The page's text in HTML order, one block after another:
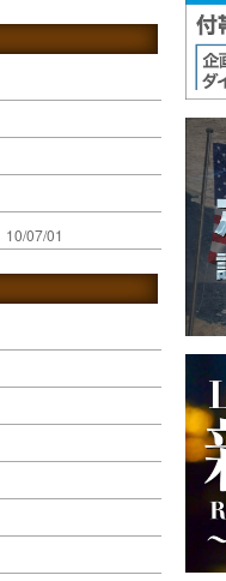
10/07/01